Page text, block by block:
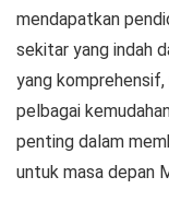
mendapatkan
sekitar yang indah
yang
pelbagai
penting dalam
untuk masa depan